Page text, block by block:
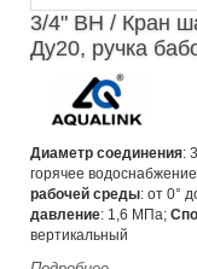
3/4" ВН / Кран
Ду20, ручка
Диаметр соединения:
горячее
рабочей среды: от 0°
давление: 1,6 МПа;
вертикальный